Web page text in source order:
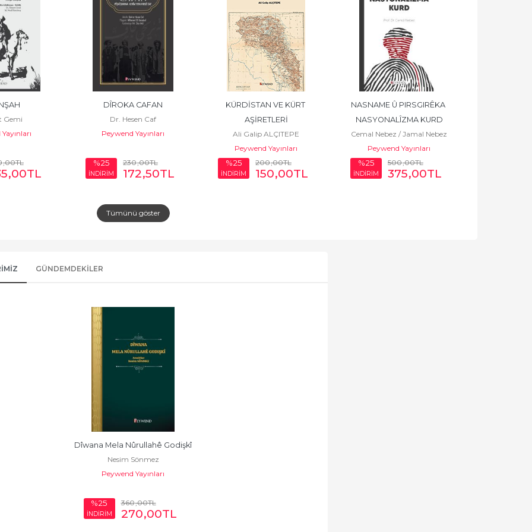
Gemi
,00TL
,00TL
DÎROKA CAFAN
Dr. Hesen Caf
Peywend Yayınları
%25
İNDİRİM
230,00TL
172,50TL
KÜRDİSTAN VE KÜRT
AŞİRETLERİ
Ali Galip ALÇITEPE
Peywend Yayınları
%25
İNDİRİM
200,00TL
150,00TL
NASNAME Û PIRSGIRÊKA
NASYONALÎZMA KURD
Cemal Nebez / Jamal Nebez
Peywend Yayınları
%25
İNDİRİM
500,00TL
375,00TL
Tümünü göster
GÜNDEMDEKILER
Dîwana Mela Nûrullahê Godişkî
Nesim Sönmez
Peywend Yayınları
%25
İNDİRİM
360,00TL
270,00TL